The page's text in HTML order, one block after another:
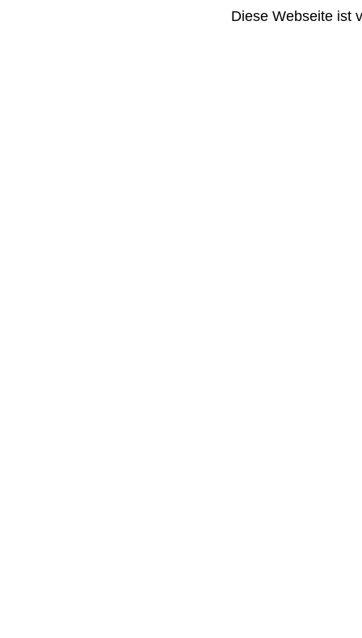
Diese Webseite ist